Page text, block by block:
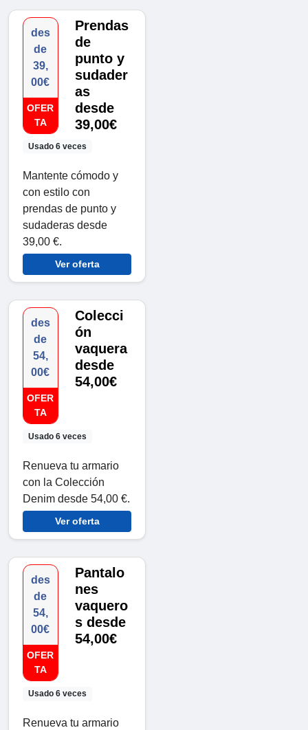
des
de
39,
00€
OFER
TA
Usado 6 veces
Prendas
de
punto y
sudader
as
desde
39,00€
Mantente cómodo y
con estilo con
prendas de punto y
sudaderas desde
39,00 €.
Ver oferta
des
de
54,
00€
OFER
TA
Usado 6 veces
Colecci
ón
vaquera
desde
54,00€
Renueva tu armario
con la Colección
Denim desde 54,00 €.
Ver oferta
des
de
54,
00€
OFER
TA
Usado 6 veces
Pantalo
nes
vaquero
s desde
54,00€
Renueva tu armario